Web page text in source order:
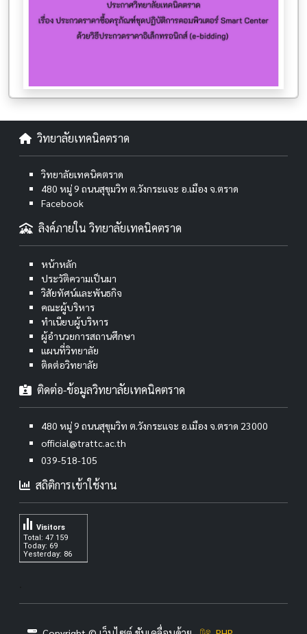
วิทยาลัยเทคนิคตราด
วิทยาลัยเทคนิคตราด
480 หมู่ 9 ถนนสุขุมวิท ต.วังกระแจะ อ.เมือง จ.ตราด
Facebook
ลิงค์ภายใน วิทยาลัยเทคนิคตราด
หน้าหลัก
ประวัติความเป็นมา
วิสัยทัศน์และพันธกิจ
คณะผู้บริหาร
ทำเนียบผู้บริหาร
ผู้อำนวยการสถานศึกษา
แผนที่วิทยาลัย
ติดต่อวิทยาลัย
ติดต่อ-ข้อมูลวิทยาลัยเทคนิคตราด
480 หมู่ 9 ถนนสุขุมวิท ต.วังกระแจะ อ.เมือง จ.ตราด 23000
official@trattc.ac.th
039-518-105
สถิติการเข้าใช้งาน
Total: 47 159
Today: 69
Yesterday: 86
Visitors